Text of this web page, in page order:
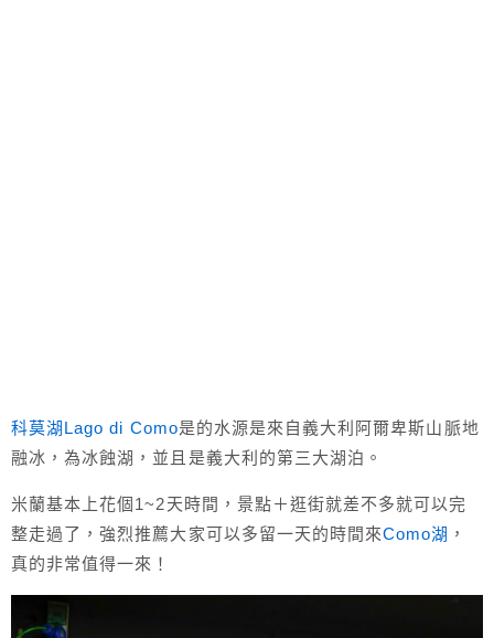
科莫湖Lago di Como是的水源是來自義大利阿爾卑斯山脈地
融冰，為冰蝕湖，並且是義大利的第三大湖泊。
米蘭基本上花個1~2天時間，景點＋逛街就差不多就可以完
整走過了，強烈推薦大家可以多留一天的時間來Como湖 ，
真的非常值得一來！